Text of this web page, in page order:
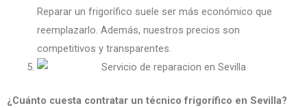
Reparar un frigorífico suele ser más económico que
reemplazarlo. Además, nuestros precios son
competitivos y transparentes.
¿Cuánto cuesta contratar un técnico frigorífico en Sevilla?